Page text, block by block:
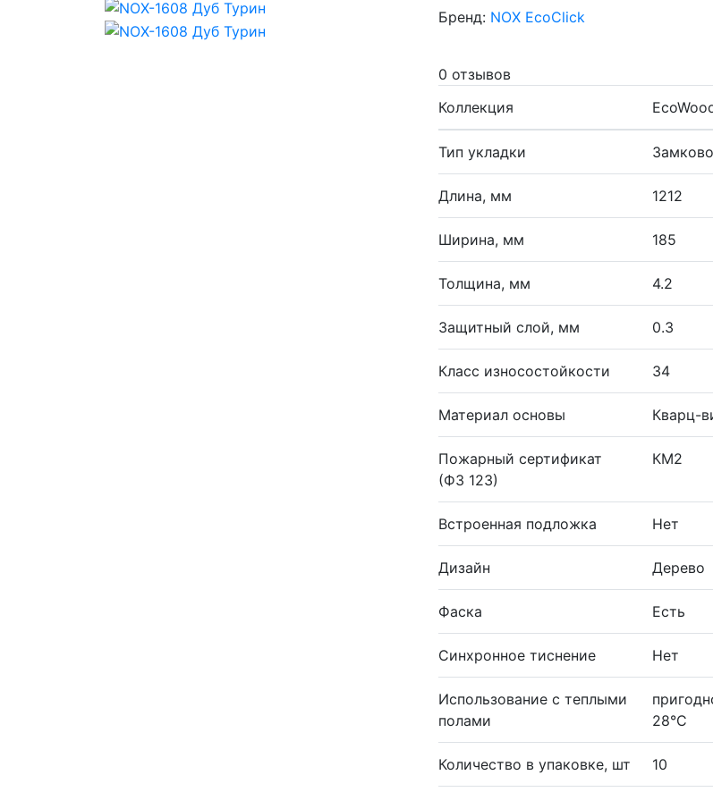
Бренд: NOX EcoClick
0 отзывов
Коллекция
Тип укладки
Длина, мм 1212
Ширина, мм 185
Толщина, мм 4.2
Защитный слой, мм 0.3
Класс износостойкости 34
Материал основы Кварц-
Пожарный сертификат
(ФЗ 123)
КМ2
Встроенная подложка Нет
Дизайн Дерево
Фаска Есть
Синхронное тиснение Нет
Использование с теплыми
полами
28°С
Количество в упаковке, шт 10